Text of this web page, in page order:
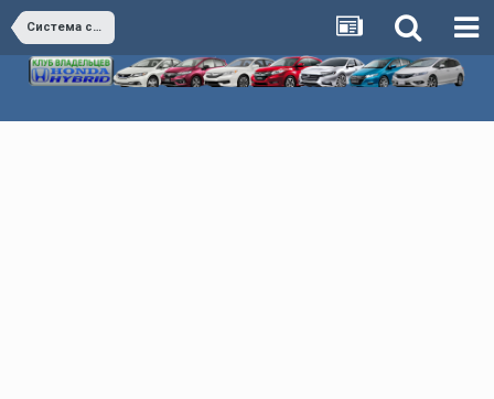
Система смазки двигателя